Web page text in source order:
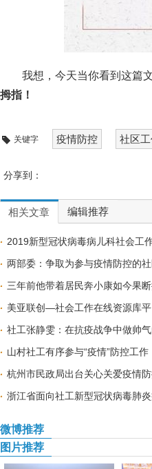
我想，今天当你看到这篇
拇指！
关键字 疫情防控 社区
分享到：
相关文章 编辑推荐
2019新型冠状病毒病儿科社会工
两部委：争取为参与疫情防控的
三年前他带着居民奔小康如今果断
美亚联创—社会工作在线资源库
社工张静雯：在抗疫战争中做帅气
山村社工有序参与“疫情”防控工作
杭州市民政局出台关心关爱疫情
浙江省面向社工新型冠状病毒肺
微博推荐
图片推荐